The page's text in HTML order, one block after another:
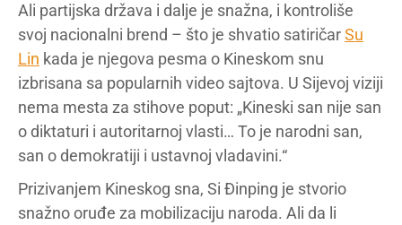
Ali partijska država i dalje je snažna, i kontroliše
svoj nacionalni brend – što je shvatio satiričarSu
Lin kada je njegova pesma o Kineskom snu
izbrisana sa popularnih video sajtova. U Sijevoj viziji
nema mesta za stihove poput: „Kineski san nije san
o diktaturi i autoritarnoj vlasti… To je narodni san,
san o demokratiji i ustavnoj vladavini.“
Prizivanjem Kineskog sna, Si Đinping je stvorio
snažno oruđe za mobilizaciju naroda. Ali da li